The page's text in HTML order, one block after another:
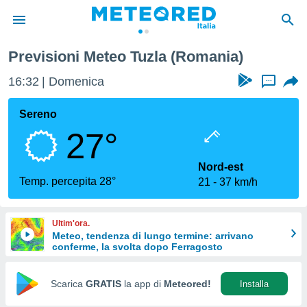
di
per
le
di
Web
Previsioni Meteo Tuzla (Romania)
16:32 Domenica ...
Sereno
27°
Temp. percepita 28°
Nord-est
21
37 km/h
Ultim'ora.
Meteo, tendenza di lungo termine: arrivano
conferme, la svolta dopo Ferragosto
Scarica GRATIS la app di Meteored! Installa